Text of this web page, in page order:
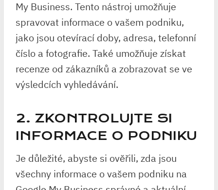
My Business. Tento nástroj umožňuje
spravovat informace o vašem podniku,
jako jsou otevírací doby, adresa, telefonní
číslo a fotografie. Také umožňuje získat
recenze od zákazníků a zobrazovat se ve
výsledcích vyhledávání.
2. ZKONTROLUJTE SI
INFORMACE O PODNIKU
Je důležité, abyste si ověřili, zda jsou
všechny informace o vašem podniku na